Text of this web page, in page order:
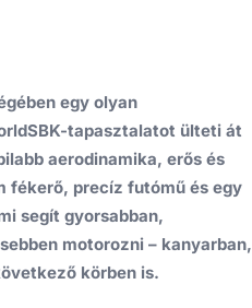
egy olyan
tapasztalatot ülteti át
aerodinamika, erős és
fékerő, precíz futómű és egy
segít gyorsabban,
motorozni – kanyarban,
körben is.